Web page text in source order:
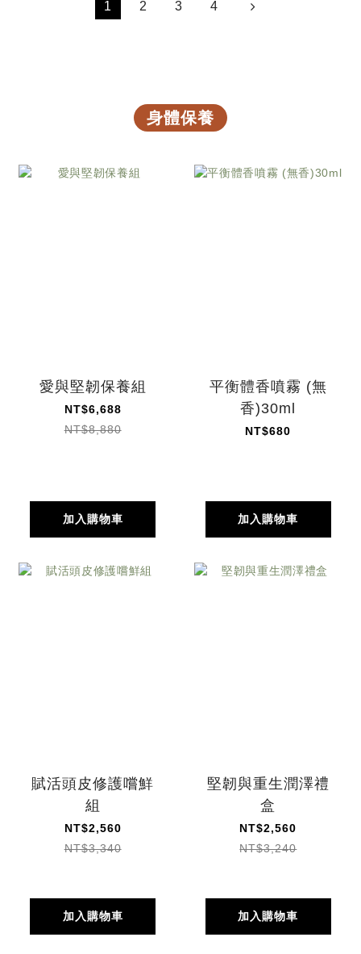
1 2 3 4
身體保養
愛與堅韌保養組
NT$6,688
NT$8,880
加入購物車
平衡體香噴霧 (無
香)30ml
NT$680
加入購物車
賦活頭皮修護嚐鮮
組
NT$2,560
NT$3,340
加入購物車
堅韌與重生潤澤禮
盒
NT$2,560
NT$3,240
加入購物車